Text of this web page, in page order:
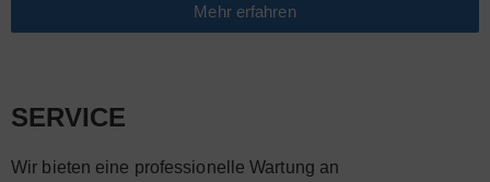
Mehr erfahren
SERVICE
Wir bieten eine professionelle Wartung an